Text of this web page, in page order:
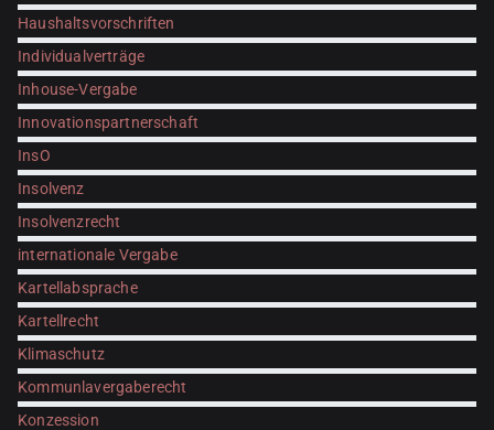
Haushaltsvorschriften
Individualverträge
Inhouse-Vergabe
Innovationspartnerschaft
InsO
Insolvenz
Insolvenzrecht
internationale Vergabe
Kartellabsprache
Kartellrecht
Klimaschutz
Kommunlavergaberecht
Konzession